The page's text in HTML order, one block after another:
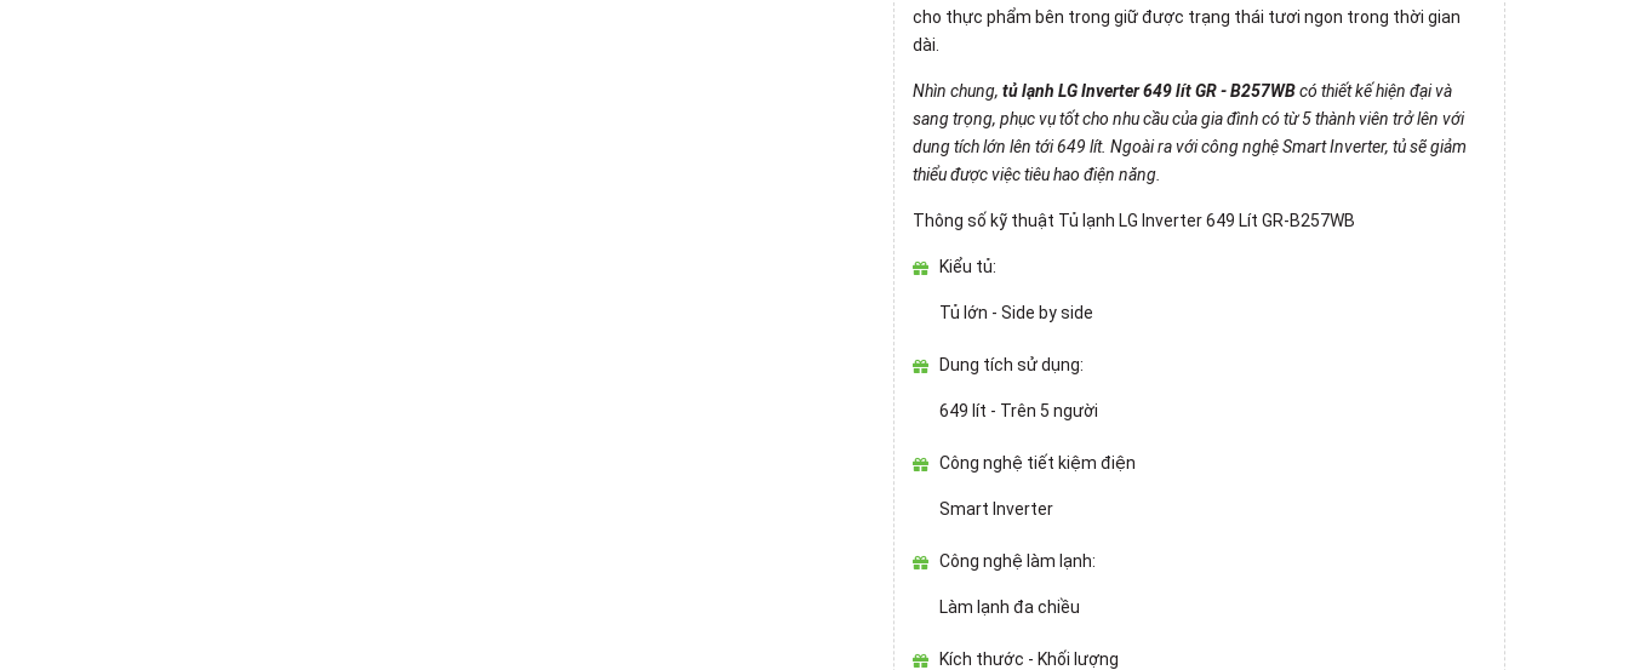
cho thực phẩm bên trong giữ được trạng thái tươi ngon trong thời gian
dài.
Nhìn chung, tủ lạnh LGInverter 649 lít GR - B257WBcó thiết kếhiện đại và
sang trọng, phục vụ tốt cho nhu cầu của gia đình có từ 5 thành viên trở lên với
dung tích lớn lên tới 649 lít. Ngoài ra với công nghệ Smart Inverter, tủ sẽ giảm
thiểu được việc tiêu hao điện năng.
Thông số kỹ thuật Tủ lạnh LG Inverter 649 Lít GR-B257WB
Kiểu tủ:
Tủ lớn - Side by side
Dung tích sử dụng:
649 lít - Trên 5 người
Công nghệ tiết kiệm điện
Smart Inverter
Công nghệ làm lạnh:
Làm lạnh đa chiều
Kích thước - Khối lượng